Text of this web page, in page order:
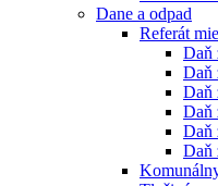
Dane a odpad
Referát
Daň
Daň
Daň
Daň
Daň
Daň